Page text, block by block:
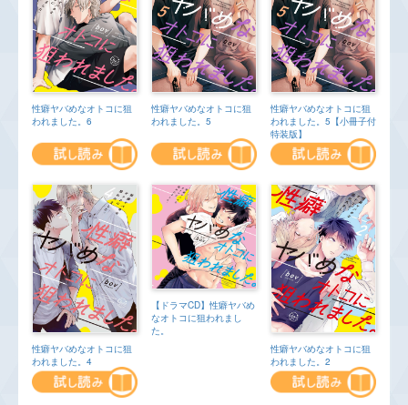
性癖ヤバめなオトコに狙
われました。6
性癖ヤバめなオトコに狙
われました。5
性癖ヤバめなオトコに狙
われました。5【小冊子付
特装版】
性癖ヤバめなオトコに狙
われました。4
【ドラマCD】性癖ヤバめ
なオトコに狙われまし
た。
性癖ヤバめなオトコに狙
われました。2